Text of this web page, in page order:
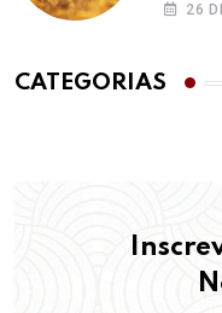
26
CATEGORIAS